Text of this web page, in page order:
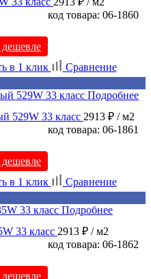
код товара: 06-1860
в 1 клик
Сравнение
Подробнее
529W 33 класс 2913 ₽ / м2
код товара: 06-1861
в 1 клик
Сравнение
Подробнее
33 класс 2913 ₽ / м2
код товара: 06-1862